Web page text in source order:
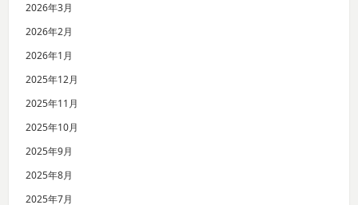
2026年3月
2026年2月
2026年1月
2025年12月
2025年11月
2025年10月
2025年9月
2025年8月
2025年7月